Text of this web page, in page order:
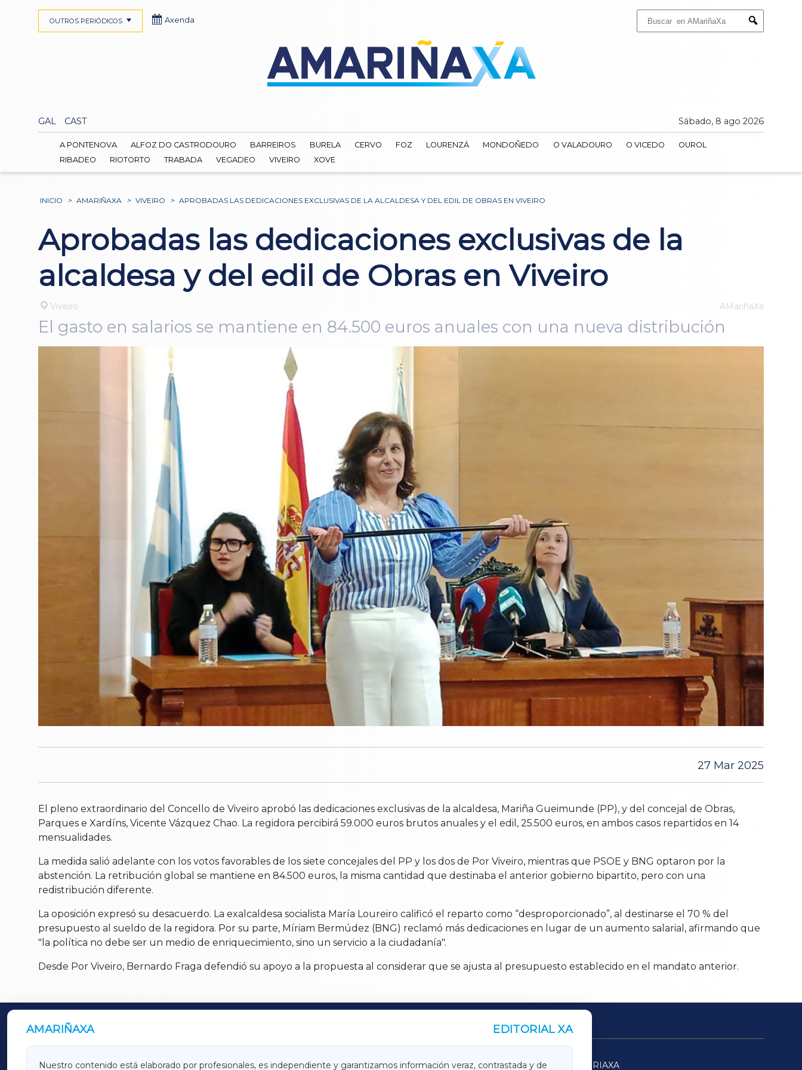
Submit
GAL CAST Sábado, 8 ago 2026
OUTROS PERIÓDICOS Axenda
A PONTENOVA ALFOZ DO CASTRODOURO BARREIROS BURELA CERVO FOZ LOURENZÁ MONDOÑEDO O VALADOURO O VICEDO
OUROL
RIBADEO
RIOTORTO TRABADA VEGADEO VIVEIRO XOVE
INICIO > AMARIÑAXA > VIVEIRO > APROBADAS LAS DEDICACIONES EXCLUSIVAS DE LA ALCALDESA Y DEL EDIL DE OBRAS EN VIVEIRO
Aprobadas las dedicaciones exclusivas de la
alcaldesa y del edil de Obras en Viveiro
Viveiro AMariñaXa
El gasto en salarios se mantiene en 84.500 euros anuales con una nueva distribución
27 Mar 2025
El pleno extraordinario del Concello de Viveiro aprobó las dedicaciones exclusivas de la alcaldesa, Mariña Gueimunde (PP), y del concejal de Obras,
Parques e Xardíns, Vicente Vázquez Chao. La regidora percibirá 59.000 euros brutos anuales y el edil, 25.500 euros, en ambos casos repartidos en 14
mensualidades.
La medida salió adelante con los votos favorables de los siete concejales del PP y los dos de Por Viveiro, mientras que PSOE y BNG optaron por la
abstención. La retribución global se mantiene en 84.500 euros, la misma cantidad que destinaba el anterior gobierno bipartito, pero con una
redistribución diferente.
La oposición expresó su desacuerdo. La exalcaldesa socialista María Loureiro calificó el reparto como “desproporcionado”, al destinarse el 70 % del
presupuesto al sueldo de la regidora. Por su parte, Míriam Bermúdez (BNG) reclamó más dedicaciones en lugar de un aumento salarial, afirmando que
"la política no debe ser un medio de enriquecimiento, sino un servicio a la ciudadanía".
Desde Por Viveiro, Bernardo Fraga defendió su apoyo a la propuesta al considerar que se ajusta al presupuesto establecido en el mandato anterior.
AMARIÑAXA EDITORIAL XA
Nuestro contenido está elaborado por profesionales, es independiente y garantizamos información veraz, contrastada y de
OUTROS PERIÓDICOS
GALICIAXA LUGOXA TERRACHAXA SARRIAXA